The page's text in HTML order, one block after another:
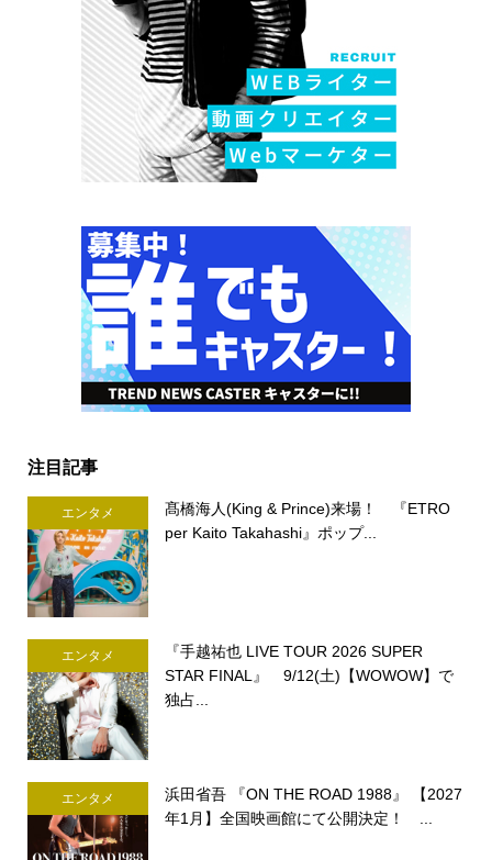
注目記事
エンタメ
髙橋海人(King & Prince)来場！ 『ETRO
per Kaito Takahashi』ポップ...
エンタメ
『手越祐也 LIVE TOUR 2026 SUPER
STAR FINAL』 9/12(土)【WOWOW】で
独占...
エンタメ
浜田省吾 『ON THE ROAD 1988』 【2027
年1月】全国映画館にて公開決定！ ...